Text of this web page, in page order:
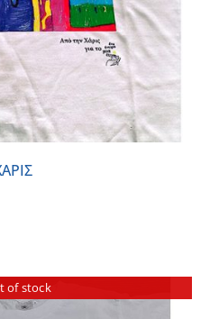
of stock